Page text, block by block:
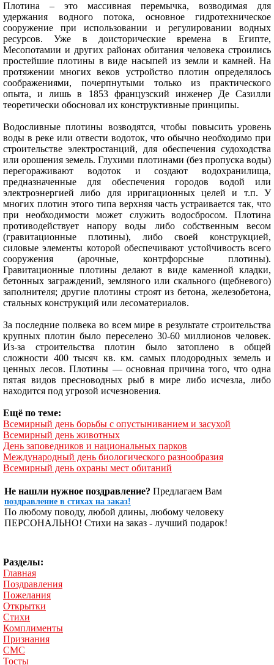
Плотина – это массивная перемычка, возводимая для
удержания водного потока, основное гидротехническое
сооружение при использовании и регулировании водных
ресурсов. Уже в доисторические времена в Египте,
Месопотамии и других районах обитания человека строились
простейшие плотины в виде насыпей из земли и камней. На
протяжении многих веков устройство плотин определялось
соображениями, почерпнутыми только из практического
опыта, и лишь в 1853 французский инженер Де Сазилли
теоретически обосновал их конструктивные принципы.
Водосливные плотины возводятся, чтобы повысить уровень
воды в реке или отвести водоток, что обычно необходимо при
строительстве электростанций, для обеспечения судоходства
или орошения земель. Глухими плотинами (без пропуска воды)
перегораживают водоток и создают водохранилища,
предназначенные для обеспечения городов водой или
электроэнергией либо для ирригационных целей и т.п. У
многих плотин этого типа верхняя часть устраивается так, что
при необходимости может служить водосбросом. Плотина
противодействует напору воды либо собственным весом
(гравитационные плотины), либо своей конструкцией,
силовые элементы которой обеспечивают устойчивость всего
сооружения (арочные, контрфорсные плотины).
Гравитационные плотины делают в виде каменной кладки,
бетонных заграждений, земляного или скального (щебневого)
заполнителя; другие плотины строят из бетона, железобетона,
стальных конструкций или лесоматериалов.
За последние полвека во всем мире в результате строительства
крупных плотин было переселено 30-60 миллионов человек.
Из-за строительства плотин было затоплено в общей
сложности 400 тысяч кв. км. самых плодородных земель и
ценных лесов. Плотины — основная причина того, что одна
пятая видов пресноводных рыб в мире либо исчезла, либо
находится под угрозой исчезновения.
Ещё по теме:
Всемирный день борьбы с опустыниванием и засухой
Всемирный день животных
День заповедников и национальных парков
Международный день биологического разнообразия
Всемирный день охраны мест обитаний
Не нашли нужное поздравление? Предлагаем Вам
поздравление в стихах на заказ!
По любому поводу, любой длины, любому человеку
ПЕРСОНАЛЬНО! Стихи на заказ - лучший подарок!
Разделы:
Главная
Поздравления
Пожелания
Открытки
Стихи
Комплименты
Признания
СМС
Тосты